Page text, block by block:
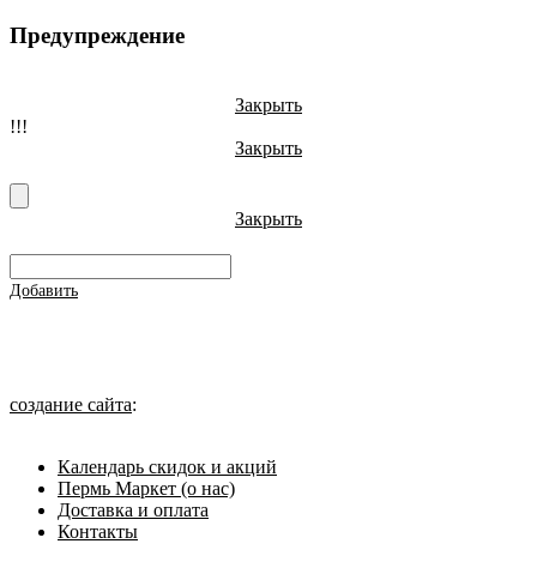
Предупреждение
Закрыть
!!!
Закрыть
Закрыть
Добавить
создание сайта:
Календарь скидок и акций
Пермь Маркет (о нас)
Доставка и оплата
Контакты